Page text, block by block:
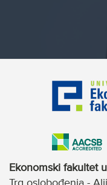
Ekonomski fakultet